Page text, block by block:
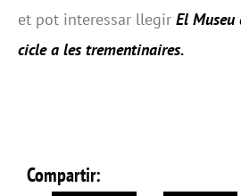
et pot interessar llegir El
cicle a les trementinaires.
Compartir: